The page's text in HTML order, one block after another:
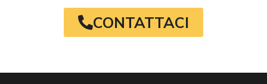
CONTATTACI